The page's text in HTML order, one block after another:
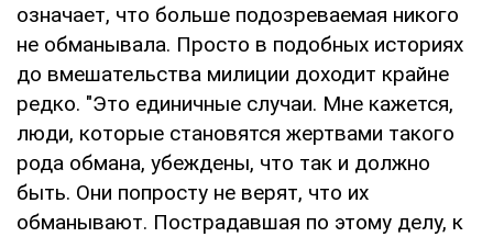
означает, что больше подозреваемая никого
не обманывала. Просто в подобных историях
до вмешательства милиции доходит крайне
редко. "Это единичные случаи. Мне кажется,
люди, которые становятся жертвами такого
рода обмана, убеждены, что так и должно
быть. Они попросту не верят, что их
обманывают. Пострадавшая по этому делу, к